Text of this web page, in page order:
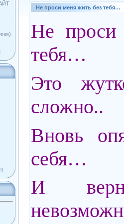
Не проси меня жить без тебя…
Не проси
тебя…
Это
сложно..
Вновь
себя…
И